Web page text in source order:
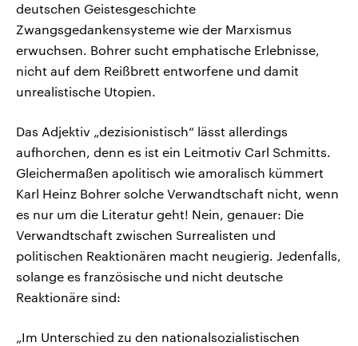
deutschen Geistesgeschichte
Zwangsgedankensysteme wie der Marxismus
erwuchsen. Bohrer sucht emphatische Erlebnisse,
nicht auf dem Reißbrett entworfene und damit
unrealistische Utopien.
Das Adjektiv „dezisionistisch“ lässt allerdings
aufhorchen, denn es ist ein Leitmotiv Carl Schmitts.
Gleichermaßen apolitisch wie amoralisch kümmert
Karl Heinz Bohrer solche Verwandtschaft nicht, wenn
es nur um die Literatur geht! Nein, genauer: Die
Verwandtschaft zwischen Surrealisten und
politischen Reaktionären macht neugierig. Jedenfalls,
solange es französische und nicht deutsche
Reaktionäre sind:
„Im Unterschied zu den nationalsozialistischen